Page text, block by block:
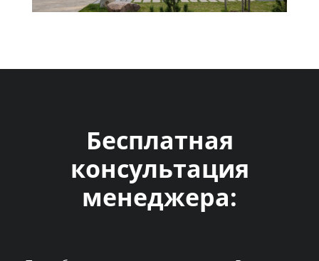
Бесплатная
консультация
менеджера: